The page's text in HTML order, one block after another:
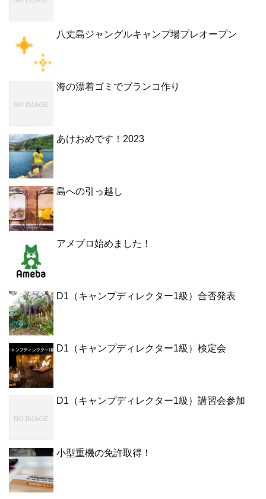
八丈島ジャングルキャンプ場プレオープン
海の漂着ゴミでブランコ作り
あけおめです！2023
島への引っ越し
アメブロ始めました！
D1（キャンプディレクター1級）合否発表
D1（キャンプディレクター1級）検定会
D1（キャンプディレクター1級）講習会参加
小型重機の免許取得！